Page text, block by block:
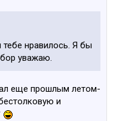
нравилось. Я бы
уважаю.
еще прошлым летом-
и